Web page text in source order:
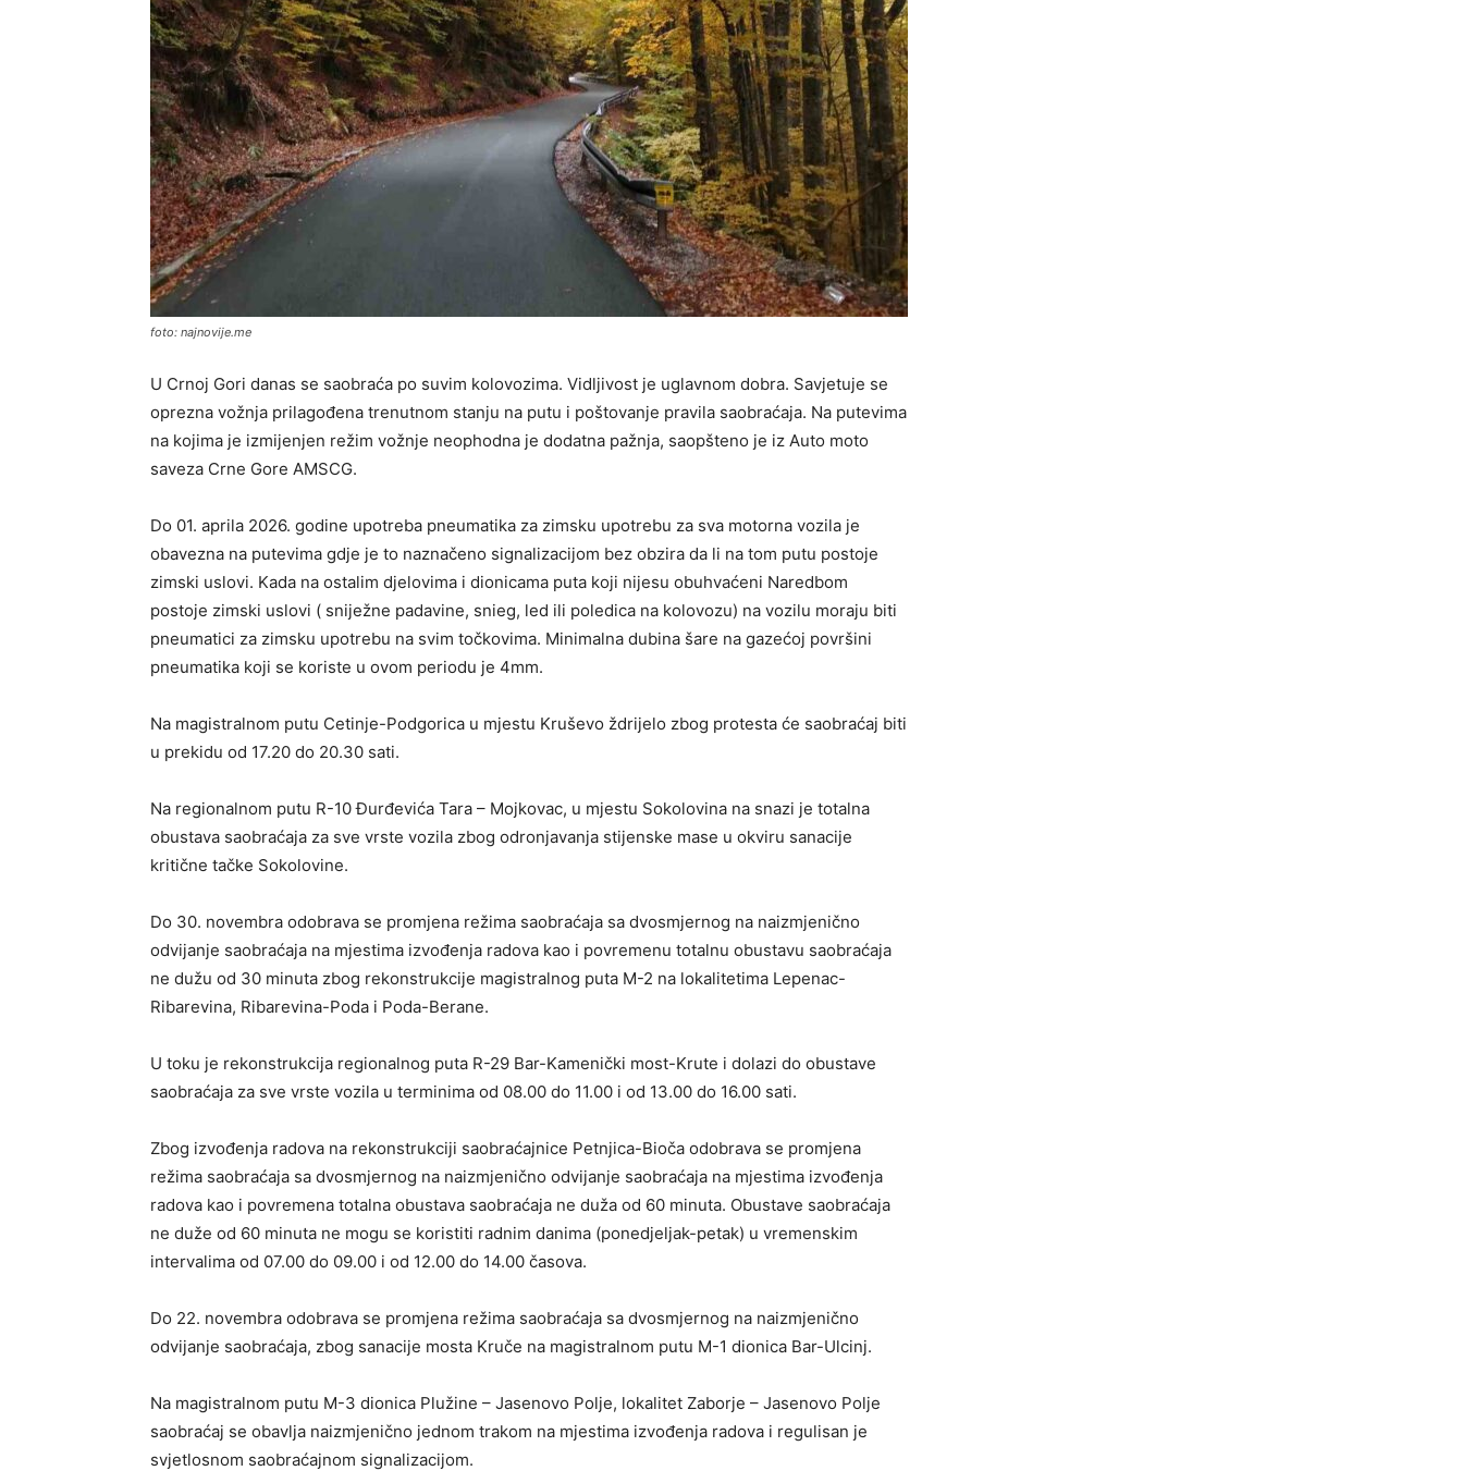
foto: najnovije.me
U Crnoj Gori danas se saobraća po suvim kolovozima. Vidljivost je uglavnom dobra. Savjetuje se
oprezna vožnja prilagođena trenutnom stanju na putu i poštovanje pravila saobraćaja. Na putevima
na kojima je izmijenjen režim vožnje neophodna je dodatna pažnja, saopšteno je iz Auto moto
saveza Crne Gore AMSCG.
Do 01. aprila 2026. godine upotreba pneumatika za zimsku upotrebu za sva motorna vozila je
obavezna na putevima gdje je to naznačeno signalizacijom bez obzira da li na tom putu postoje
zimski uslovi. Kada na ostalim djelovima i dionicama puta koji nijesu obuhvaćeni Naredbom
postoje zimski uslovi ( sniježne padavine, snieg, led ili poledica na kolovozu) na vozilu moraju biti
pneumatici za zimsku upotrebu na svim točkovima. Minimalna dubina šare na gazećoj površini
pneumatika koji se koriste u ovom periodu je 4mm.
Na magistralnom putu Cetinje-Podgorica u mjestu Kruševo ždrijelo zbog protesta će saobraćaj biti
u prekidu od 17.20 do 20.30 sati.
Na regionalnom putu R-10 Đurđevića Tara – Mojkovac, u mjestu Sokolovina na snazi je totalna
obustava saobraćaja za sve vrste vozila zbog odronjavanja stijenske mase u okviru sanacije
kritične tačke Sokolovine.
Do 30. novembra odobrava se promjena režima saobraćaja sa dvosmjernog na naizmjenično
odvijanje saobraćaja na mjestima izvođenja radova kao i povremenu totalnu obustavu saobraćaja
ne dužu od 30 minuta zbog rekonstrukcije magistralnog puta M-2 na lokalitetima Lepenac-
Ribarevina, Ribarevina-Poda i Poda-Berane.
U toku je rekonstrukcija regionalnog puta R-29 Bar-Kamenički most-Krute i dolazi do obustave
saobraćaja za sve vrste vozila u terminima od 08.00 do 11.00 i od 13.00 do 16.00 sati.
Zbog izvođenja radova na rekonstrukciji saobraćajnice Petnjica-Bioča odobrava se promjena
režima saobraćaja sa dvosmjernog na naizmjenično odvijanje saobraćaja na mjestima izvođenja
radova kao i povremena totalna obustava saobraćaja ne duža od 60 minuta. Obustave saobraćaja
ne duže od 60 minuta ne mogu se koristiti radnim danima (ponedjeljak-petak) u vremenskim
intervalima od 07.00 do 09.00 i od 12.00 do 14.00 časova.
Do 22. novembra odobrava se promjena režima saobraćaja sa dvosmjernog na naizmjenično
odvijanje saobraćaja, zbog sanacije mosta Kruče na magistralnom putu M-1 dionica Bar-Ulcinj.
Na magistralnom putu M-3 dionica Plužine – Jasenovo Polje, lokalitet Zaborje – Jasenovo Polje
saobraćaj se obavlja naizmjenično jednom trakom na mjestima izvođenja radova i regulisan je
svjetlosnom saobraćajnom signalizacijom.